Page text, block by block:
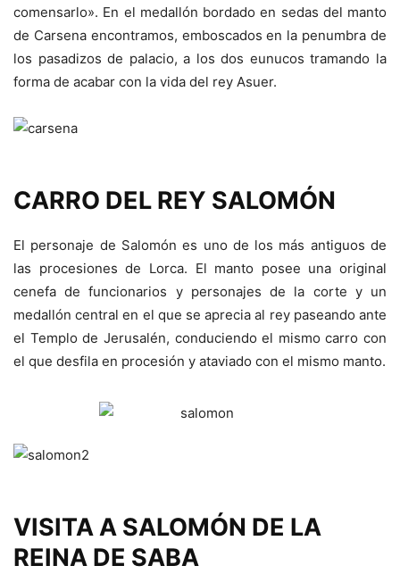
comensarlo». En el medallón bordado en sedas del manto
de Carsena encontramos, emboscados en la penumbra de
los pasadizos de palacio, a los dos eunucos tramando la
forma de acabar con la vida del rey Asuer.
CARRO DEL REY SALOMÓN
El personaje de Salomón es uno de los más antiguos de
las procesiones de Lorca. El manto posee una original
cenefa de funcionarios y personajes de la corte y un
medallón central en el que se aprecia al rey paseando ante
el Templo de Jerusalén, conduciendo el mismo carro con
el que desfila en procesión y ataviado con el mismo manto.
VISITA A SALOMÓN DE LA
REINA DE SABA